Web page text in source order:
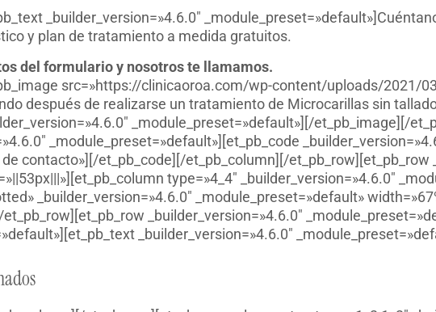
_builder_version=»4.6.0″
y plan de tratamiento a medida gratuitos.
del formulario y nosotros te llamamos.
src=»https://clinicaoroa.com/wp-content/uploads/2021/
después de realizarse un tratamiento de Microcarillas sin
_module_preset=»default»][/et_pb_image][/
_module_preset=»default»][et_pb_code
contacto»][/et_pb_code][/et_pb_column][/et_pb_row][et_pb_row
type=»4_4″ _builder_version=»4.6.0″
_builder_version=»4.6.0″ _module_preset=»default»
_builder_version=»4.6.0″
_builder_version=»4.6.0″